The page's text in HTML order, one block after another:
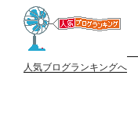
人気ブログランキングへ